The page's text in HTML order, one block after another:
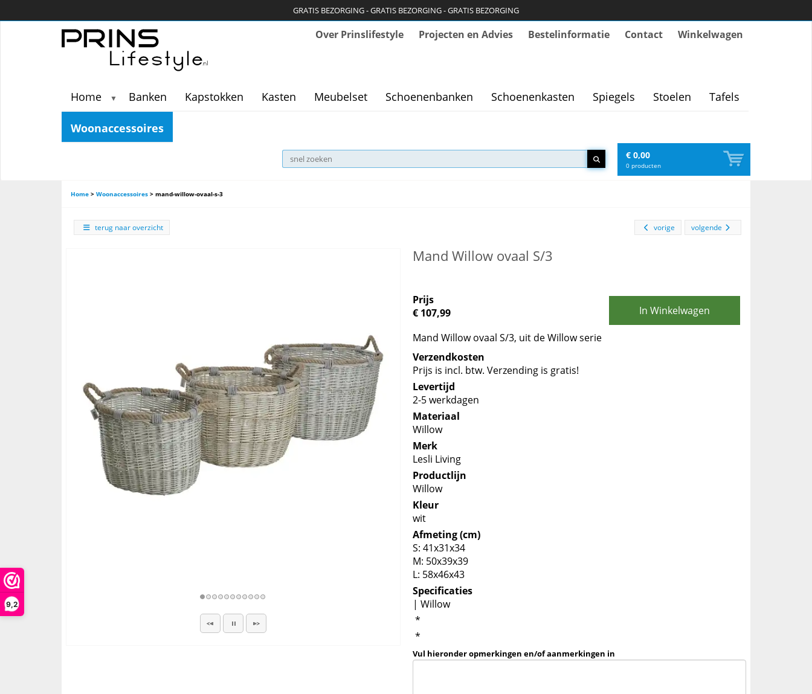
9,2
GRATIS BEZORGING - GRATIS BEZORGING - GRATIS BEZORGING
Over Prinslifestyle Projecten en Advies Bestelinformatie Contact Winkelwagen
Home ▼ Banken Kapstokken Kasten Meubelset Schoenenbanken Schoenenkasten Spiegels Stoelen Tafels
Woonaccessoires
€ 0,00
0 producten
Home > Woonaccessoires > mand-willow-ovaal-s-3
terug naar overzicht volgende
vorige
Mand Willow ovaal S/3
Prijs
€ 107,99
In Winkelwagen
Mand Willow ovaal S/3, uit de Willow serie
Verzendkosten
Prijs is incl. btw. Verzending is gratis!
Levertijd
2-5 werkdagen
Materiaal
Willow
Merk
Lesli Living
Productlijn
Willow
Kleur
wit
Afmeting (cm)
S: 41x31x34
M: 50x39x39
L: 58x46x43
Specificaties
| Willow
*
*
Vul hieronder opmerkingen en/of aanmerkingen in